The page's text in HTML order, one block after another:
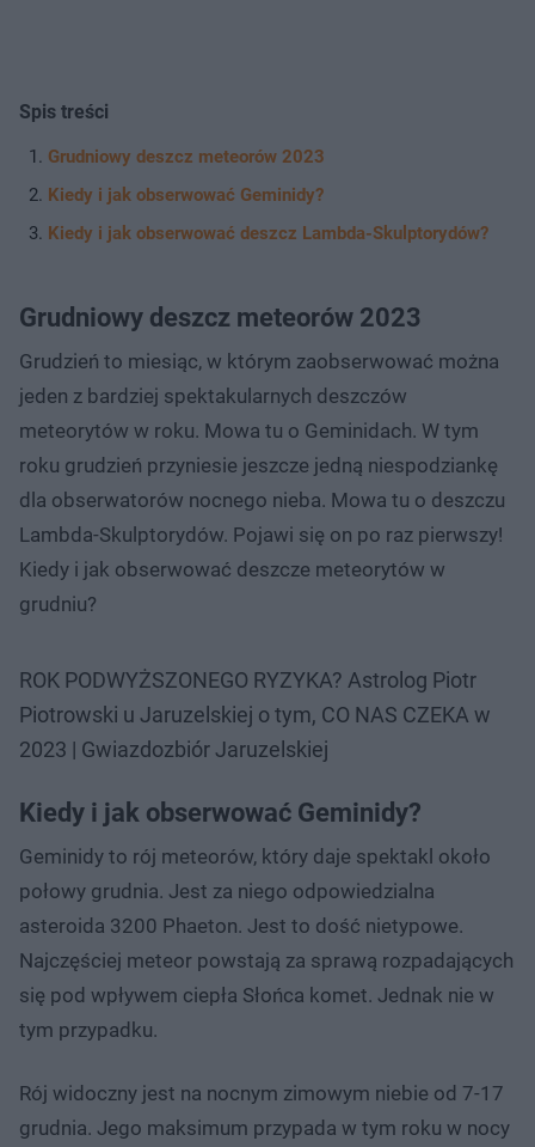
Spis treści
Grudniowy deszcz meteorów 2023
Kiedy i jak obserwować Geminidy?
Kiedy i jak obserwować deszcz Lambda-Skulptorydów?
Grudniowy deszcz meteorów 2023
Grudzień to miesiąc, w którym zaobserwować można
jeden z bardziej spektakularnych deszczów
meteorytów w roku. Mowa tu o Geminidach. W tym
roku grudzień przyniesie jeszcze jedną niespodziankę
dla obserwatorów nocnego nieba. Mowa tu o deszczu
Lambda-Skulptorydów. Pojawi się on po raz pierwszy!
Kiedy i jak obserwować deszcze meteorytów w
grudniu?
ROK PODWYŻSZONEGO RYZYKA? Astrolog Piotr
Piotrowski u Jaruzelskiej o tym, CO NAS CZEKA w
2023 | Gwiazdozbiór Jaruzelskiej
Kiedy i jak obserwować Geminidy?
Geminidy to rój meteorów, który daje spektakl około
połowy grudnia. Jest za niego odpowiedzialna
asteroida 3200 Phaeton. Jest to dość nietypowe.
Najczęściej meteor powstają za sprawą rozpadających
się pod wpływem ciepła Słońca komet. Jednak nie w
tym przypadku.
Rój widoczny jest na nocnym zimowym niebie od 7-17
grudnia. Jego maksimum przypada w tym roku w nocy